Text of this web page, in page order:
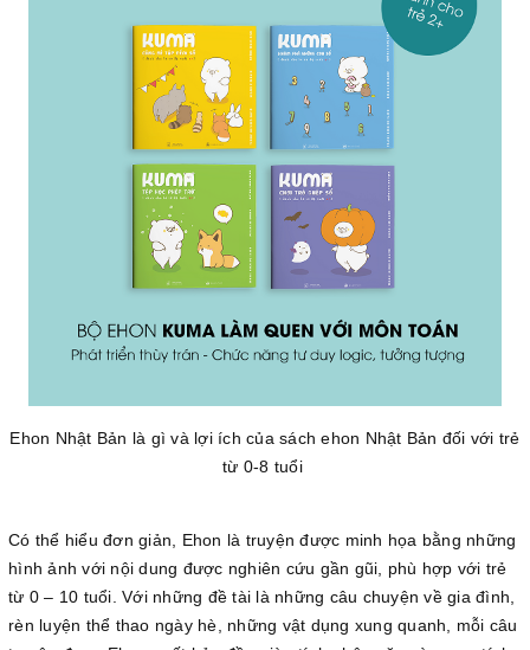
Ehon Nhật Bản là gì và lợi ích của sách ehon Nhật Bản đối với trẻ
từ 0-8 tuổi
Có thể hiểu đơn giản, Ehon là truyện được minh họa bằng những
hình ảnh với nội dung được nghiên cứu gần gũi, phù hợp với trẻ
từ 0 – 10 tuổi. Với những đề tài là những câu chuyện về gia đình,
rèn luyện thể thao ngày hè, những vật dụng xung quanh, mỗi câu